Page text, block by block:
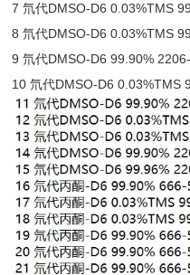
7 氘代DMSO-D6 0.03%TMS
8 氘代DMSO-D6 0.03%TMS
9 氘代DMSO-D6 99.90%
10 氘代DMSO-D6 0.03%TMS